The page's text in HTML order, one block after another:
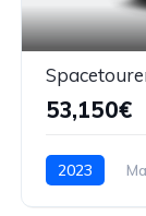
53,150€
2023